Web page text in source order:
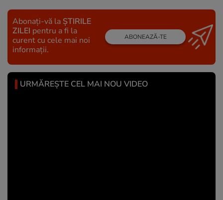
Abonați-vă la ȘTIRILE
ZILEI pentru a fi la
curent cu cele mai noi
informații.
ABONEAZĂ-TE
URMĂREȘTE CEL MAI NOU VIDEO